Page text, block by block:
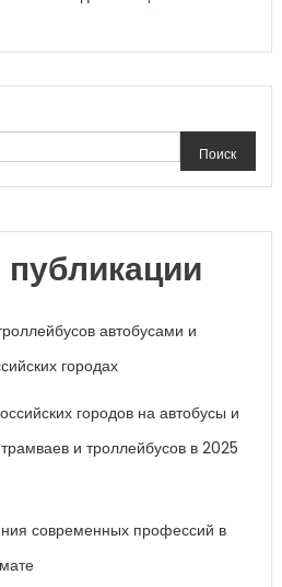
Поиск
автобусами и
городах
городов на автобусы и
и троллейбусов в 2025
современных профессий в